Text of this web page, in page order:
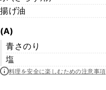
揚げ油
(A)
青さのり
塩
料理を安全に楽しむための注意事項